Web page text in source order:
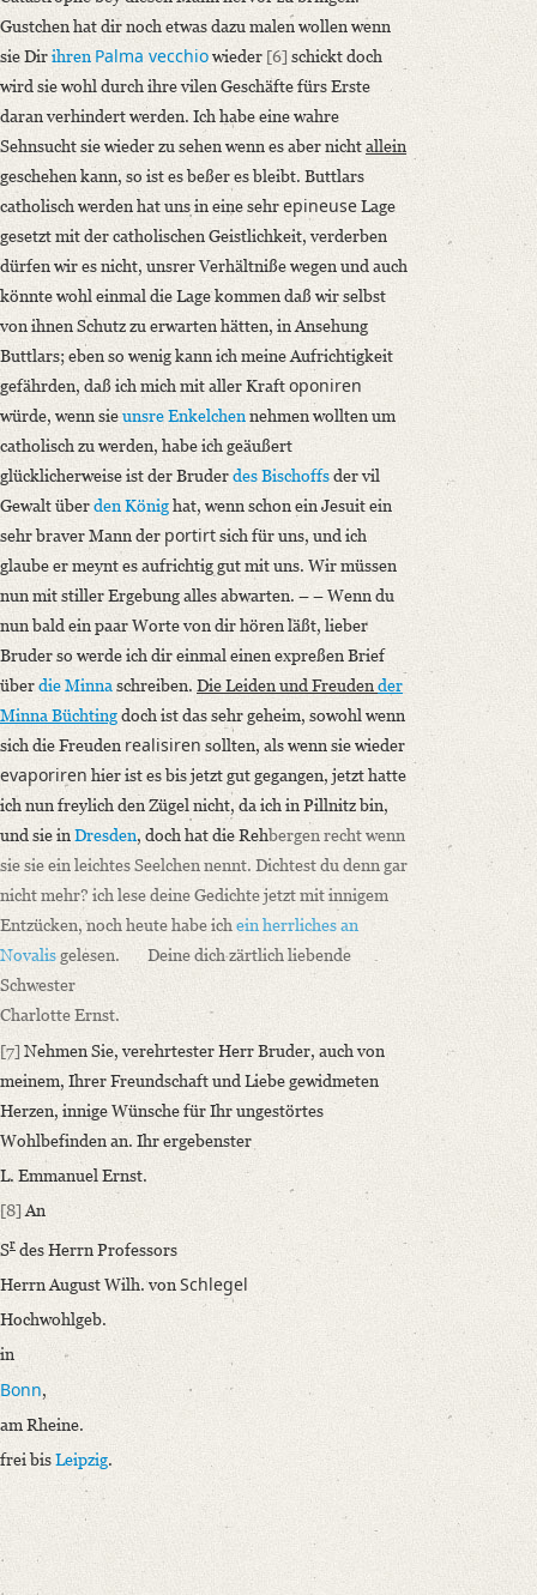
Gustchen hat dir noch etwas dazu malen wollen wenn
sie Dirihren Palma vecchiowieder [6] schickt doch
wird sie wohl durch ihre vilen Geschäfte fürs Erste
daran verhindert werden. Ich habe eine wahre
Sehnsucht sie wieder zu sehen wenn es aber nichtallein
geschehen kann, so ist es beßer es bleibt. Buttlars
catholisch werden hat uns in eine sehrepineuseLage
gesetzt mit der catholischen Geistlichkeit, verderben
dürfen wir es nicht, unsrer Verhältniße wegen und auch
könnte wohl einmal die Lage kommen daß wir selbst
von ihnen Schutz zu erwarten hätten, in Ansehung
Buttlars; eben so wenig kann ich meine Aufrichtigkeit
gefährden, daß ich mich mit aller Kraftoponiren
würde, wenn sieunsre Enkelchennehmen wollten um
catholisch zu werden, habe ich geäußert
glücklicherweise ist der Bruderdes Bischoffsder vil
Gewalt überden Könighat, wenn schon ein Jesuit ein
sehr braver Mann der portirtsich für uns, und ich
glaube er meynt es aufrichtig gut mit uns. Wir müssen
nun mit stiller Ergebung alles abwarten. – – Wenn du
nun bald ein paar Worte von dir hören läßt, lieber
Bruder so werde ich dir einmal einen expreßen Brief
überdie Minnaschreiben. Die Leiden und Freudender
Minna Büchtingdoch ist das sehr geheim, sowohl wenn
sich die Freuden realisiren sollten, als wenn sie wieder
evaporiren hier ist es bis jetzt gut gegangen, jetzt hatte
ich nun freylich den Zügel nicht, da ich in Pillnitz bin,
und sie inDresden, doch hat die Rehbergen recht wenn
sie sie ein leichtes Seelchen nennt. Dichtest du denn gar
nicht mehr? ich lese deine Gedichte jetzt mit innigem
Entzücken, noch heute habe ichein herrliches an
Novalisgelesen. Deinedich zärtlich liebende
Schwester
Charlotte Ernst.
[7]Nehmen Sie, verehrtester Herr Bruder, auch von
meinem, Ihrer Freundschaft und Liebe gewidmeten
Herzen, innige Wünsche für Ihr ungestörtes
Wohlbefinden an. Ihr ergebenster
L. Emmanuel Ernst.
[8]An
Sr des Herrn Professors
Herrn August Wilh. vonSchlegel
Hochwohlgeb.
in
Bonn,
am Rheine.
frei bisLeipzig.